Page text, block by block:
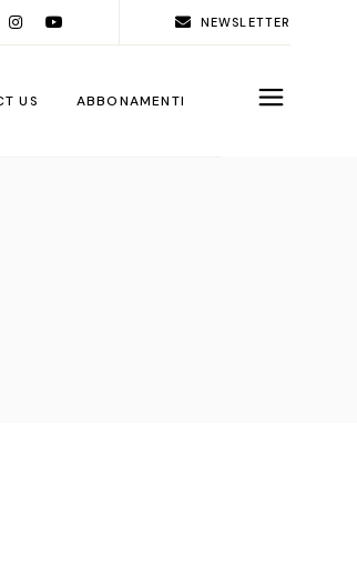
NEWSLETTER
US ABBONAMENTI